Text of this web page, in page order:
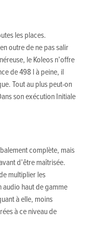
les places.
outre de ne pas salir
le Koleos n’offre
de 498 l à peine, il
Tout au plus peut-on
son exécution Initiale
complète, mais
d’être maîtrisée.
multiplier les
audio haut de gamme
à elle, moins
à ce niveau de